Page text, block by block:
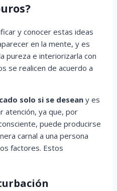
y conocer estas ideas
en la mente, y es
pureza e interiorizarla con
se realicen de acuerdo a
solo si se desean y es
atención, ya que, por
puede producirse
carnal a una persona
factores. Estos